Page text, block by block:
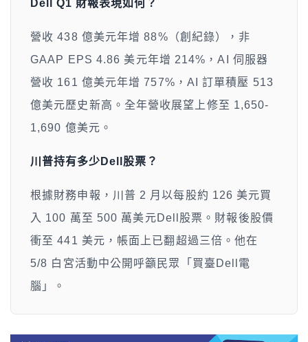
Dell Q1 財報表現如何？
營收 438 億美元年增 88%（創紀錄），非
GAAP EPS 4.86 美元年增 214%，AI 伺服器
營收 161 億美元年增 757%，AI 訂單積壓 513
億美元歷史新高。全年營收展望上修至 1,650-
1,690 億美元。
川普持有多少Dell股票？
根據財務申報，川普 2 月以每股約 126 美元買
入 100 萬至 500 萬美元Dell股票。財報後股價
衝至 441 美元，帳面上已翻超過三倍。他在
5/8 白宮活動中公開呼籲民眾「買臺Dell電
腦」。